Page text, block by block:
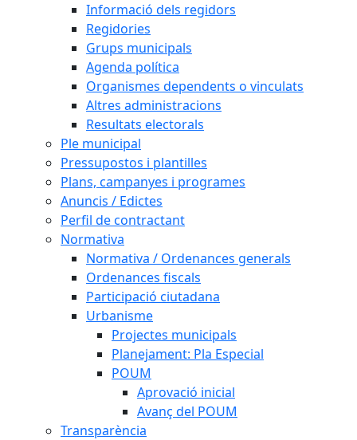
Informació dels regidors
Regidories
Grups municipals
Agenda política
Organismes dependents o vinculats
Altres administracions
Resultats electorals
Ple municipal
Pressupostos i plantilles
Plans, campanyes i programes
Anuncis / Edictes
Perfil de contractant
Normativa
Normativa / Ordenances generals
Ordenances fiscals
Participació ciutadana
Urbanisme
Projectes municipals
Planejament: Pla Especial
POUM
Aprovació inicial
Avanç del POUM
Transparència